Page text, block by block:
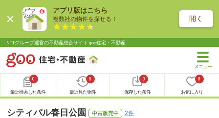
アプリ版はこちら
複数社の物件を探せる！ 開く
NTTグループ運営の不動産総合サイト goo住宅・不動産
0
最近検索した条件
0
最近見た物件
0
保存した条件
0
お気に入り
シティパル春日公園 中古販売中 2件